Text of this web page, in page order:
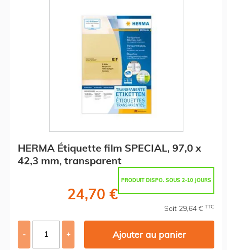
HERMA Étiquette film SPECIAL, 97,0 x
42,3 mm, transparent
PRODUIT DISPO. SOUS 2-10 JOURS
24,70 €
Soit 29,64 € TTC
- + Ajouter au panier